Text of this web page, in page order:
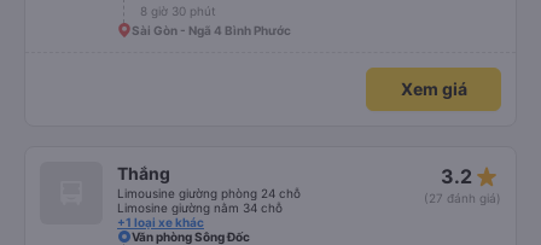
8 giờ 30 phút
Sài Gòn - Ngã 4 Bình Phước
Xem giá
Thắng
Limousine giường phòng 24 chỗ
Limosine giường nằm 34 chỗ
+1 loại xe khác
3.2 star_rate
(27 đánh giá)
Văn phòng Sông Đốc